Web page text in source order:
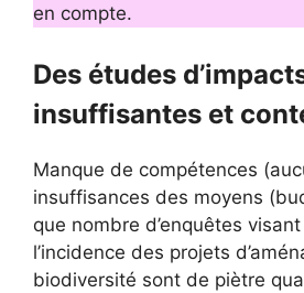
en compte.
Des études
insuffisantes et
Manque de compétences
insuffisances des moyens
que nombre d’enquêtes
l’incidence des projets
biodiversité sont de piètre